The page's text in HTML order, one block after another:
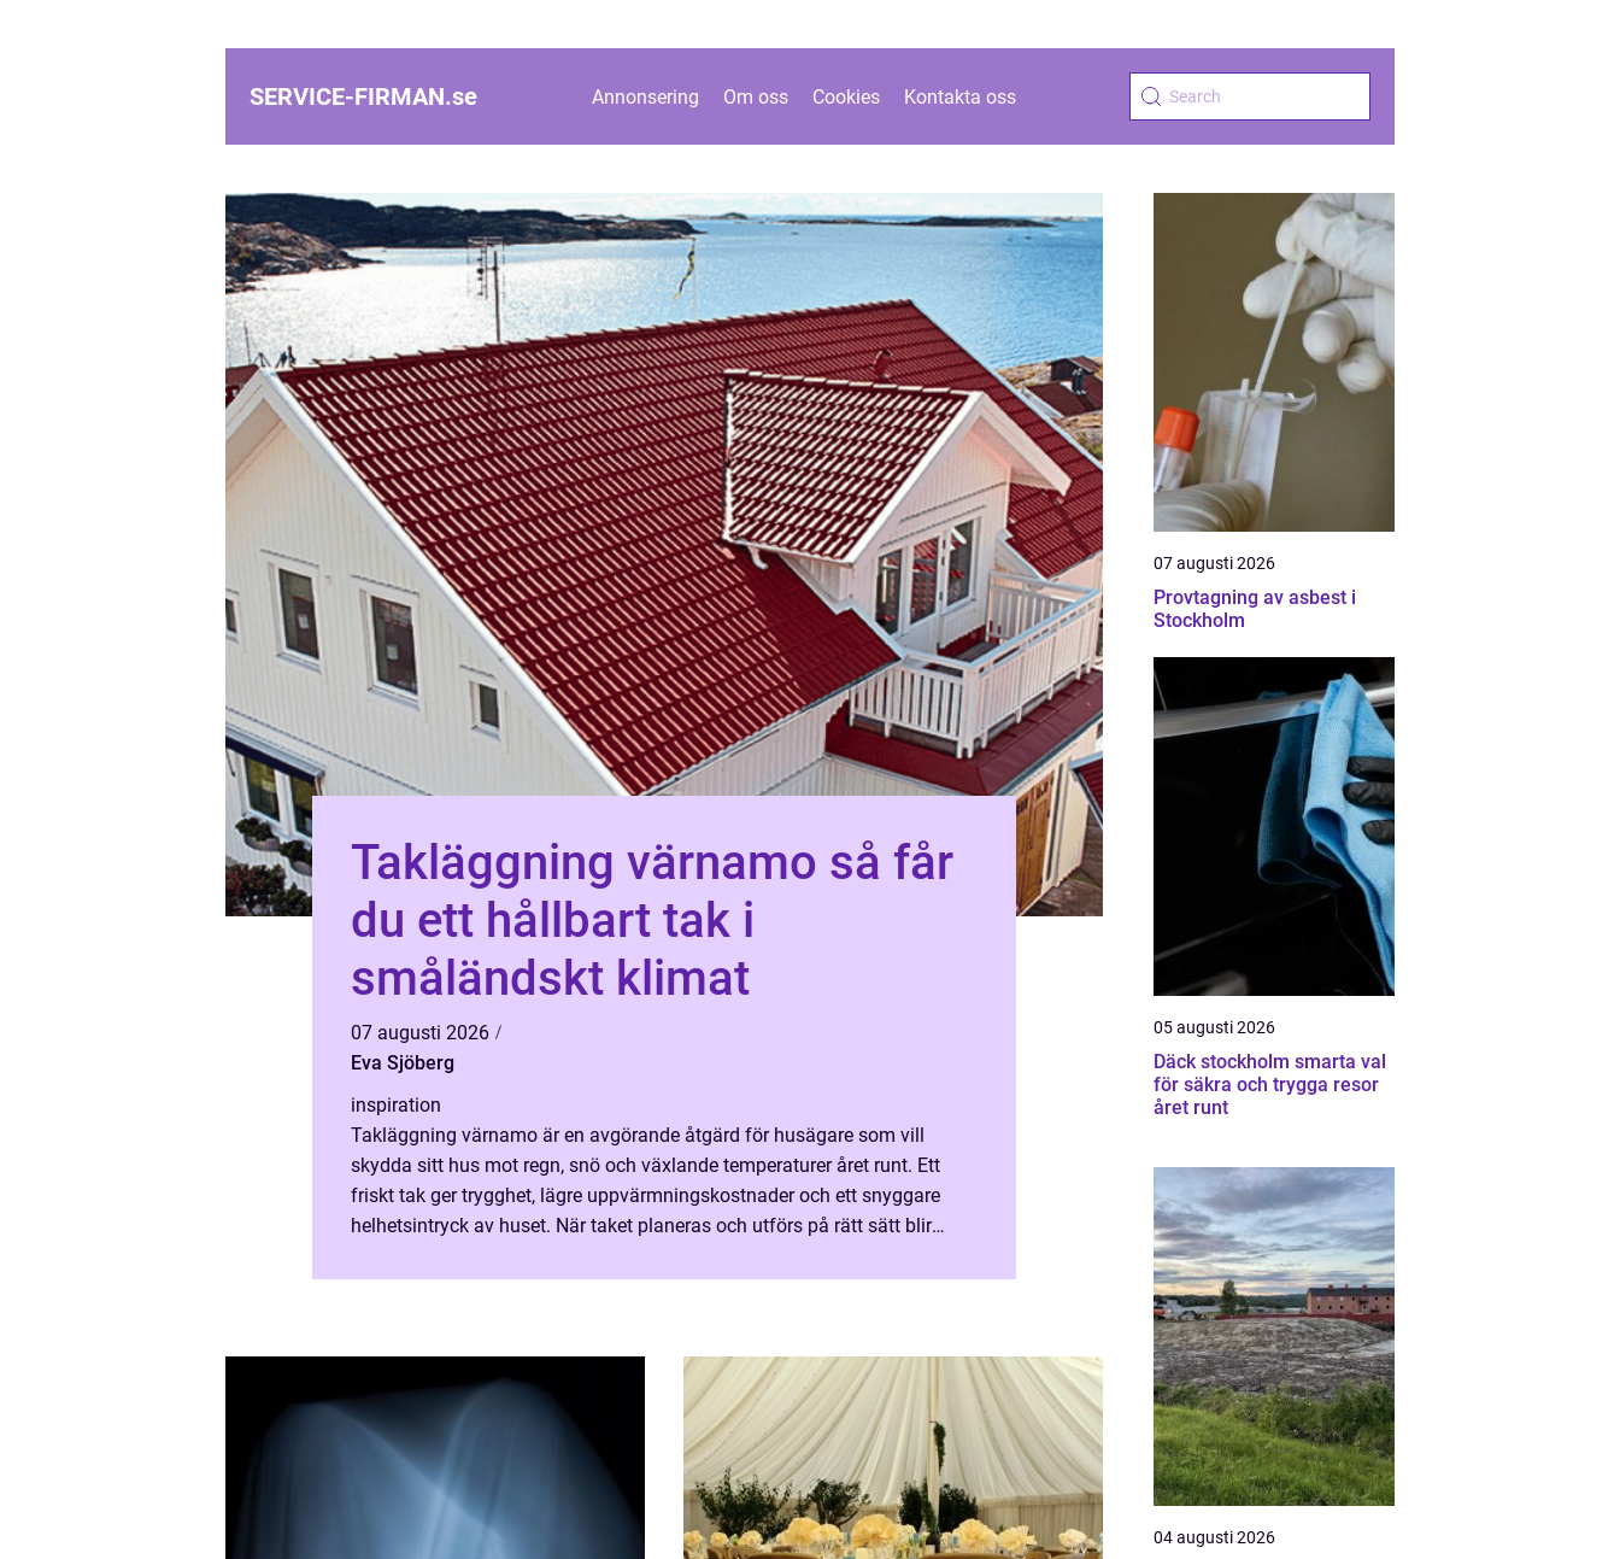
SERVICE-FIRMAN.se Annonsering Om oss Cookies Kontakta oss
Takläggning värnamo så får
du ett hållbart tak i
småländskt klimat
07 augusti 2026
Eva Sjöberg
inspiration
Takläggning värnamo är en avgörande åtgärd för husägare som vill
skydda sitt hus mot regn, snö och växlande temperaturer året runt. Ett
friskt tak ger trygghet, lägre uppvärmningskostnader och ett snyggare
helhetsintryck av huset. När taket planeras och utförs på rätt sätt blir
07 augusti 2026
Provtagning av asbest i
Stockholm
05 augusti 2026
Däck stockholm smarta val
för säkra och trygga resor
året runt
04 augusti 2026